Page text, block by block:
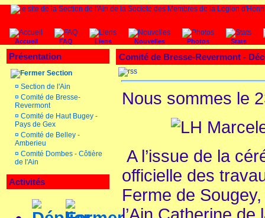
Accueil FAQ Liens Nouvelles Photos Stats
Présentation
Section
¤ Section de l'Ain
¤ Comité de Bresse-
Revermont
¤ Comité de Haut Bugey -
Pays de Gex
¤ Comité de Belley -
Amberieu
¤ Comité Dombes - Côtière
de l'Ain
Activités
Comité de Bresse-Revermont -
Nous sommes le
A l’issue de la
officielle des
Ferme de